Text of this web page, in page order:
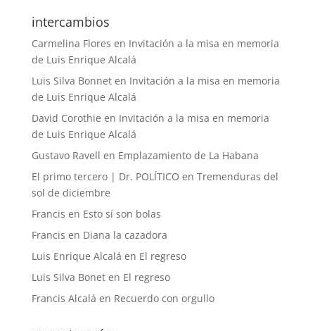
intercambios
Carmelina Flores en Invitación a la misa en memoria
de Luis Enrique Alcalá
Luis Silva Bonneten Invitación a la misa en memoria
de Luis Enrique Alcalá
David Corothie en Invitación a la misa en memoria
de Luis Enrique Alcalá
Gustavo Ravell en Emplazamiento de La Habana
El primo tercero | Dr. POLÍTICO en Tremenduras del
sol de diciembre
Francis en Esto sí son bolas
Francis en Diana la cazadora
Luis Enrique Alcalá en El regreso
Luis Silva Boneten El regreso
Francis Alcalá en Recuerdo con orgullo